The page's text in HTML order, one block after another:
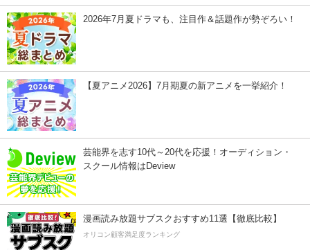
2026年7月夏ドラマも、注目作＆話題作が勢ぞろい！
【夏アニメ2026】7月期夏の新アニメを一挙紹介！
芸能界を志す10代～20代を応援！オーディション・
スクール情報はDeview
漫画読み放題サブスクおすすめ11選【徹底比較】
オリコン顧客満足度ランキング